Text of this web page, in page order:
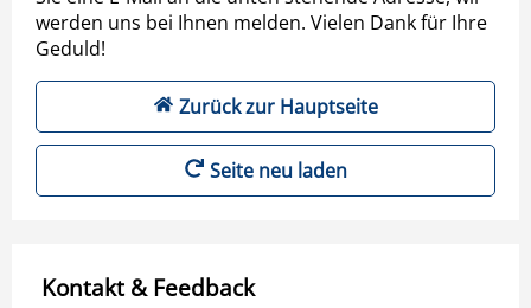
werden uns bei Ihnen melden. Vielen Dank für Ihre
Geduld!
Zurück zur Hauptseite
Seite neu laden
Kontakt & Feedback